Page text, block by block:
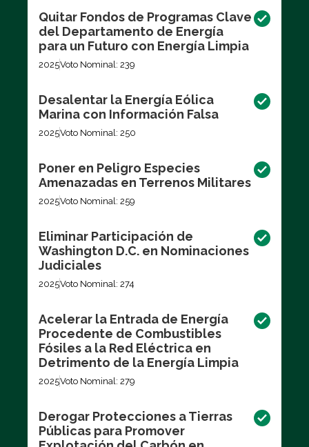
Quitar Fondos de Programas Clave
del Departamento de Energía
para un Futuro con Energía Limpia
2025Voto Nominal: 239
Desalentar la Energía Eólica
Marina con Información Falsa
2025Voto Nominal: 250
Poner en Peligro Especies
Amenazadas en Terrenos Militares
2025Voto Nominal: 259
Eliminar Participación de
Washington D.C. en Nominaciones
Judiciales
2025Voto Nominal: 274
Acelerar la Entrada de Energía
Procedente de Combustibles
Fósiles a la Red Eléctrica en
Detrimento de la Energía Limpia
2025Voto Nominal: 279
Derogar Protecciones a Tierras
Públicas para Promover